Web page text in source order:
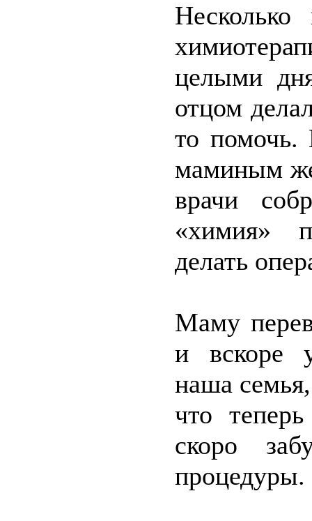
целыми
отцом
то помочь.
маминым
врачи
«химия»
делать
Маму
и вскоре
наша
что
скоро
процедуры.